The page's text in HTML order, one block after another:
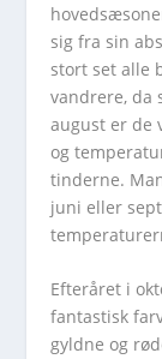
sig fra sin
stort set alle
vandrere, da
august er de
og
tinderne.
juni eller
Efteråret i
fantastisk
gyldne og